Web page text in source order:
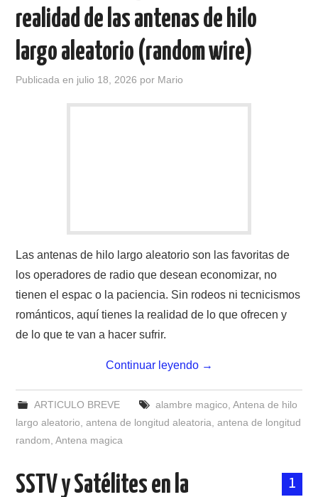
realidad de las antenas de hilo
largo aleatorio (random wire)
Publicada en julio 18, 2026 por Mario
Las antenas de hilo largo aleatorio son las favoritas de
los operadores de radio que desean economizar, no
tienen el espac o la paciencia. Sin rodeos ni tecnicismos
románticos, aquí tienes la realidad de lo que ofrecen y
de lo que te van a hacer sufrir.
Continuar leyendo →
ARTICULO BREVE alambre magico, Antena de hilo
largo aleatorio,antena de longitud aleatoria,antena de longitud
random,Antena magica
1
SSTV y Satélites en la